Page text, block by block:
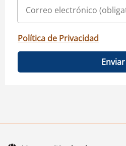
Política de Privacidad
Enviar